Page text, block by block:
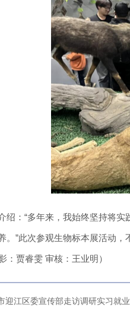
绍：“多年来，我始终坚持将
。”此次参观生物标本展活动
贾睿雯 审核：王业明）
迎江区委宣传部走访调研实习就